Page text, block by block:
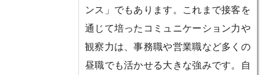
ンス」でもあります。これまで接客を
通じて培ったコミュニケーション力や
観察力は、事務職や営業職など多くの
昼職でも活かせる大きな強みです。自